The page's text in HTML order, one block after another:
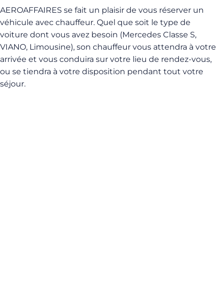
AEROAFFAIRES se fait un plaisir de vous réserver un
véhicule avec chauffeur. Quel que soit le type de
voiture dont vous avez besoin (Mercedes Classe S,
VIANO, Limousine), son chauffeur vous attendra à votre
arrivée et vous conduira sur votre lieu de rendez-vous,
ou se tiendra à votre disposition pendant tout votre
séjour.